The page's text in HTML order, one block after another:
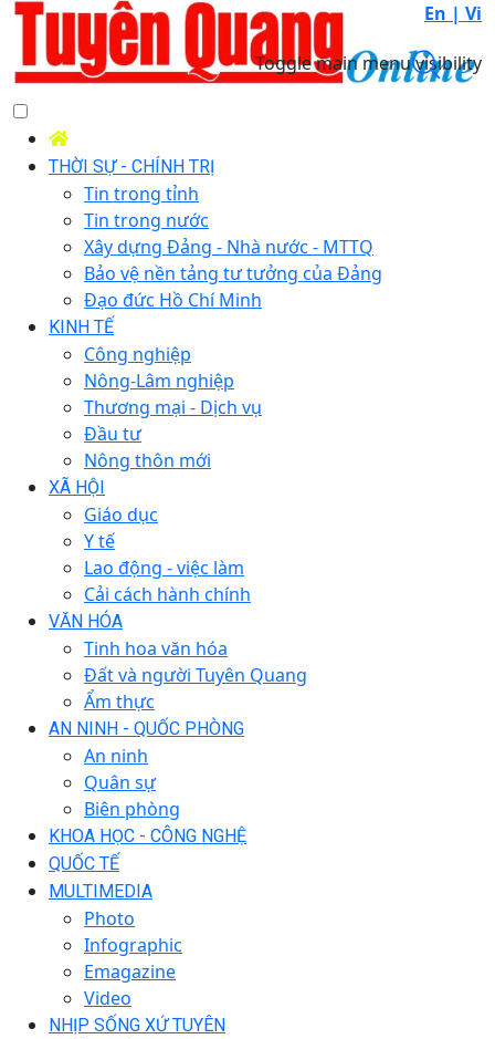
En | Vi
Toggle main menu visibility
THỜI SỰ - CHÍNH TRỊ
Tin trong tỉnh
Tin trong nước
Xây dựng Đảng - Nhà nước - MTTQ
Bảo vệ nền tảng tư tưởng của Đảng
Đạo đức Hồ Chí Minh
KINH TẾ
Công nghiệp
Nông-Lâm nghiệp
Thương mại - Dịch vụ
Đầu tư
Nông thôn mới
XÃ HỘI
Giáo dục
Y tế
Lao động - việc làm
Cải cách hành chính
VĂN HÓA
Tinh hoa văn hóa
Đất và người Tuyên Quang
Ẩm thực
AN NINH - QUỐC PHÒNG
An ninh
Quân sự
Biên phòng
KHOA HỌC - CÔNG NGHỆ
QUỐC TẾ
MULTIMEDIA
Photo
Infographic
Emagazine
Video
NHỊP SỐNG XỨ TUYÊN